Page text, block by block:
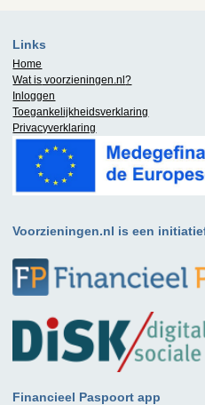
Links
Home
Wat is voorzieningen.nl?
Inloggen
Toegankelijkheidsverklaring
Privacyverklaring
Voorzieningen.nl is een
Financieel Paspoort app